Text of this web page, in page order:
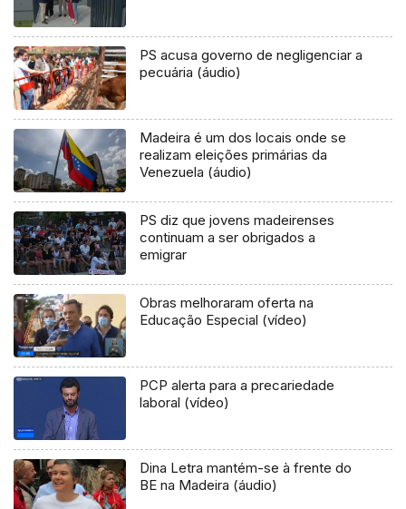
PS acusa governo de negligenciar a
pecuária (áudio)
Madeira é um dos locais onde se
realizam eleições primárias da
Venezuela (áudio)
PS diz que jovens madeirenses
continuam a ser obrigados a
emigrar
Obras melhoraram oferta na
Educação Especial (vídeo)
PCP alerta para a precariedade
laboral (vídeo)
Dina Letra mantém-se à frente do
BE na Madeira (áudio)